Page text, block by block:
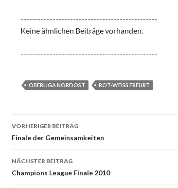
-----------------------------------------------
Keine ähnlichen Beiträge vorhanden.
-----------------------------------------------
OBERLIGA NORDOST ROT-WEISS ERFURT
Beitrags-
Navigation
VORHERIGER BEITRAG
Finale der Gemeinsamkeiten
NÄCHSTER BEITRAG
Champions League Finale 2010